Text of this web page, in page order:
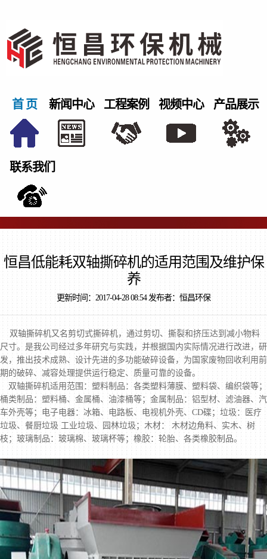
首 页 新闻中心 工程案例 视频中心 产品展示
联系我们
恒昌低能耗双轴撕碎机的适用范围及维护保
养
更新时间：2017-04-28 08:54 发布者：恒昌环保
双轴撕碎机又名剪切式撕碎机，通过剪切、撕裂和挤压达到减小物料
尺寸。是我公司经过多年研究与实践，并根据国内实际情况进行改进，研
发，推出技术成熟、设计先进的多功能破碎设备，为国家废物回收利用前
期的破碎、减容处理提供运行稳定、质量可靠的设备。
双轴撕碎机适用范围：塑料制品：各类塑料薄膜、塑料袋、编织袋等；
桶类制品：塑料桶、金属桶、油漆桶等；金属制品：铝型材、滤油器、汽
车外壳等；电子电器：冰箱、电路板、电视机外壳、CD碟；垃圾：医疗
垃圾、餐厨垃圾 工业垃圾、园林垃圾；木材： 木材边角料、实木、树
枝；玻璃制品：玻璃棉、玻璃杯等；橡胶：轮胎、各类橡胶制品。